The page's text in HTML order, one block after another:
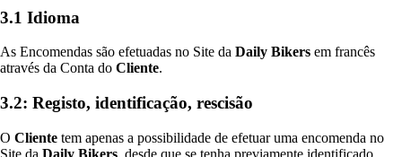
3.1 Idioma
As Encomendas são efetuadas no Site da Daily Bikers em francês
através da Conta do Cliente.
3.2: Registo, identificação, rescisão
O Cliente tem apenas a possibilidade de efetuar uma encomenda no
Site da Daily Bikers, desde que se tenha previamente identificado